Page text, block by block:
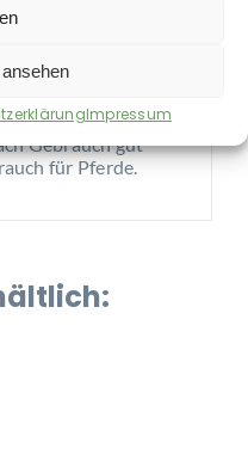
Impressum
darf wegen der
nur an Pferde
Gebrauch gut
für Pferde.